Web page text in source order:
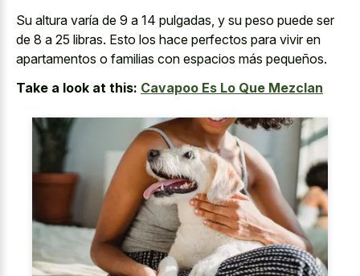
Su altura varía de 9 a 14 pulgadas, y su peso puede ser
de 8 a 25 libras. Esto los hace perfectos para vivir en
apartamentos o familias con espacios más pequeños.
Take a look at this: Cavapoo Es Lo Que Mezclan